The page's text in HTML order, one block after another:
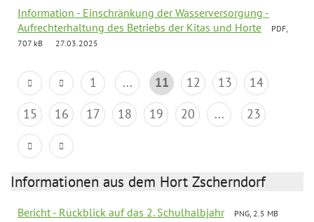
Information - Einschränkung der Wasserversorgung -
Aufrechterhaltung des Betriebs der Kitas und Horte
PDF,
707 kB
27.03.2025
1 ... 11 12 13
14
15
16 17 18 19 20 ... 23
Informationen aus dem Hort Zscherndorf
Bericht - Rückblick auf das 2. Schulhalbjahr
PNG, 2.5 MB